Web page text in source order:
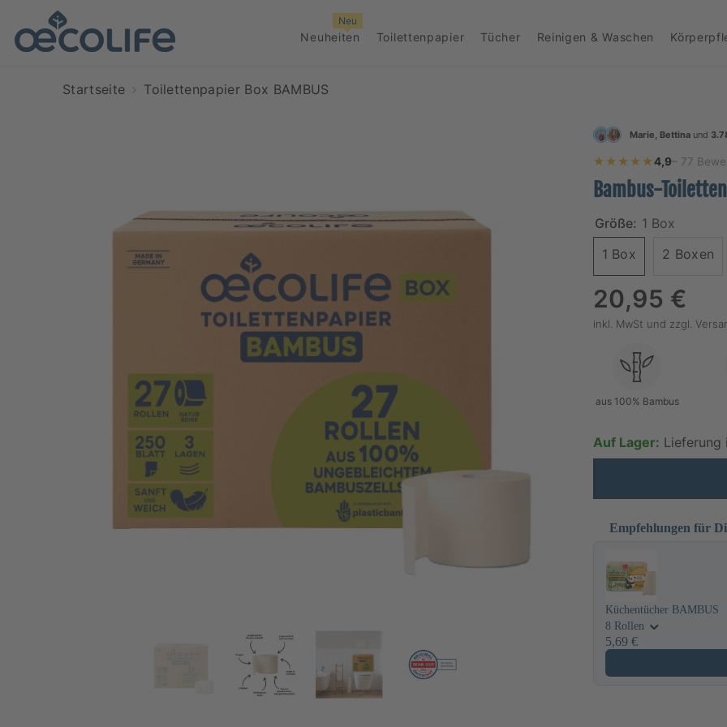
Neuheiten
Neu
Toilettenpapier Tücher Reinigen & Waschen
Startseite Toilettenpapier Box BAMBUS
Marie, Bettinaund
★★★★★
★★★★★4,9 – 77
Bambus-
Größe: 1 Box
1 Box
2 Boxen
Regulärer
Preis
20,95 €
inkl. MwSt und zzgl.
aus 100% Bambus
Auf Lager: Lieferung
Empfehlungen für
Küchentücher BAMBUS
8 Rollen
5,69 €